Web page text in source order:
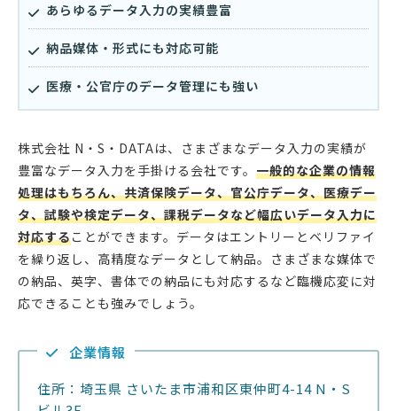
あらゆるデータ入力の実績豊富
納品媒体・形式にも対応可能
医療・公官庁のデータ管理にも強い
株式会社 N・S・DATAは、さまざまなデータ入力の実績が
豊富なデータ入力を手掛ける会社です。 一般的な企業の情報
処理はもちろん、共済保険データ、官公庁データ、医療デー
タ、試験や検定データ、課税データなど幅広いデータ入力に
対応することができます。データはエントリーとベリファイ
を繰り返し、高精度なデータとして納品。さまざまな媒体で
の納品、英字、書体での納品にも対応するなど臨機応変に対
応できることも強みでしょう。
企業情報
住所：埼玉県 さいたま市浦和区東仲町4-14 N・S